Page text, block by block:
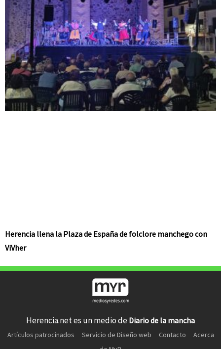
Herencia llena la Plaza de España de folclore manchego con
ViVher
Herencia.net es un medio de Diario de la mancha
Artículos patrocinados Servicio de Diseño web Contacto
Acerca